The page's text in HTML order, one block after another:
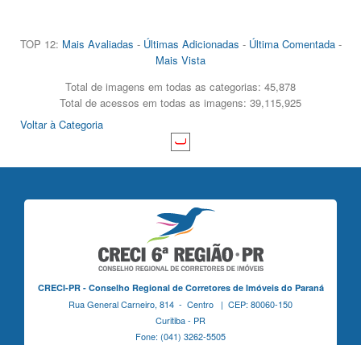
TOP 12: Mais Avaliadas - Últimas Adicionadas - Última Comentada-
Mais Vista
Total de imagens em todas as categorias: 45,878
Total de acessos em todas as imagens: 39,115,925
Voltar à Categoria
CRECI-PR - Conselho Regional de Corretores de Imóveis do Paraná
Rua General Carneiro, 814 - Centro | CEP: 80060-150
Curitiba - PR
Fone: (041) 3262-5505